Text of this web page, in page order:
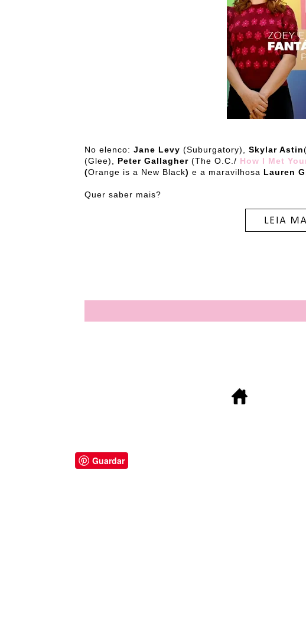
No elenco: Jane Levy (Suburgatory), Skylar Astin
(Glee), Peter Gallagher (The O.C./ How I Met
(Orange is a New Black) e a maravilhosa Lauren
Quer saber mais?
Guardar